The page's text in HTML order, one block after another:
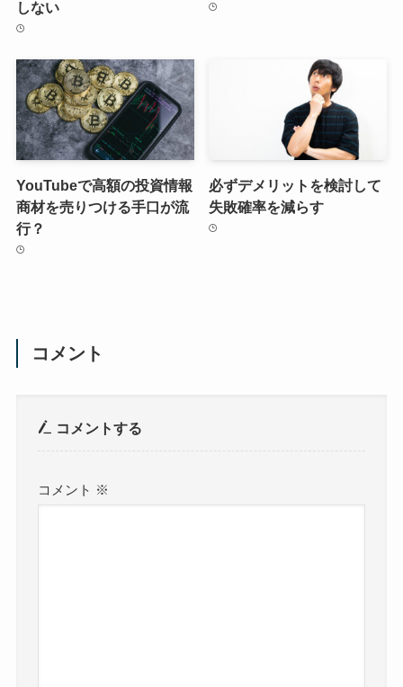
しない
YouTubeで高額の投資情報
商材を売りつける手口が流
行？
必ずデメリットを検討して
失敗確率を減らす
コメント
コメントする
コメント ※